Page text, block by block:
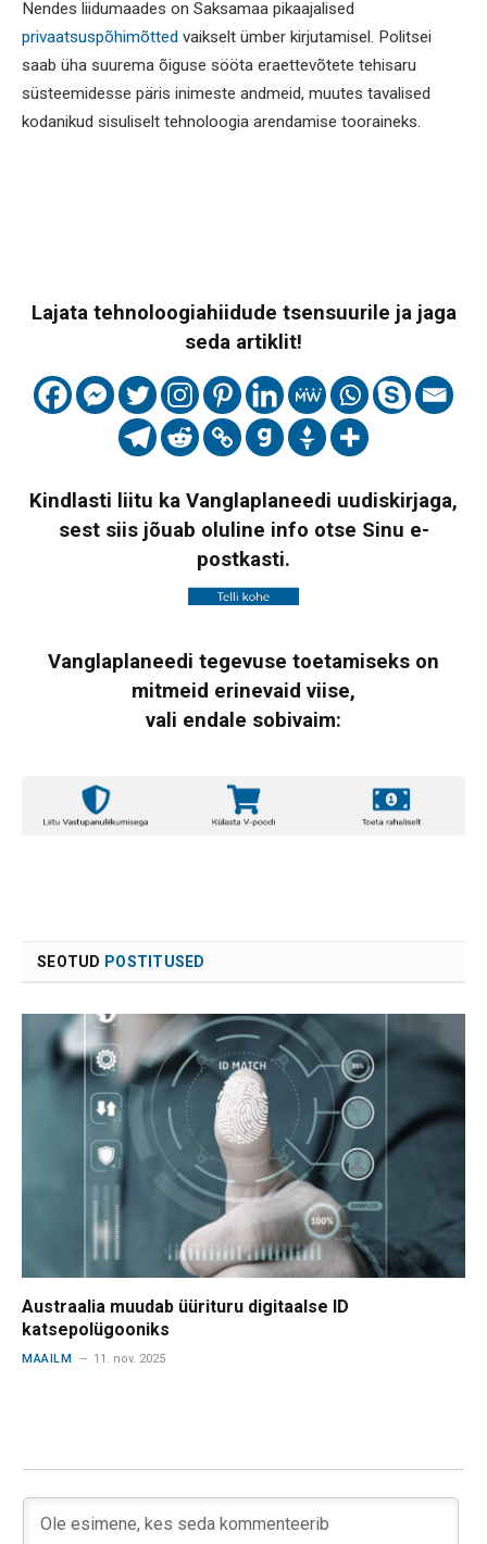
Nendes liidumaades on Saksamaa pikaajalised
privaatsuspõhimõtted vaikselt ümber kirjutamisel. Politsei
saab üha suurema õiguse sööta eraettevõtete tehisaru
süsteemidesse päris inimeste andmeid, muutes tavalised
kodanikud sisuliselt tehnoloogia arendamise tooraineks.
Lajata tehnoloogiahiidude tsensuurile ja jaga
seda artiklit!
Kindlasti liitu ka Vanglaplaneedi uudiskirjaga,
sest siis jõuab oluline info otse Sinu e-
postkasti.
Vanglaplaneedi tegevuse toetamiseks on
mitmeid erinevaid viise,
vali endale sobivaim:
SEOTUD POSTITUSED
Austraalia muudab üürituru digitaalse ID
katsepolügooniks
MAAILM 11. nov. 2025